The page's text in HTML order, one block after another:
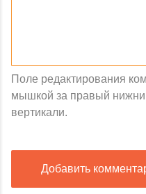
Поле редактирования
мышкой за правый
вертикали.
Добавить